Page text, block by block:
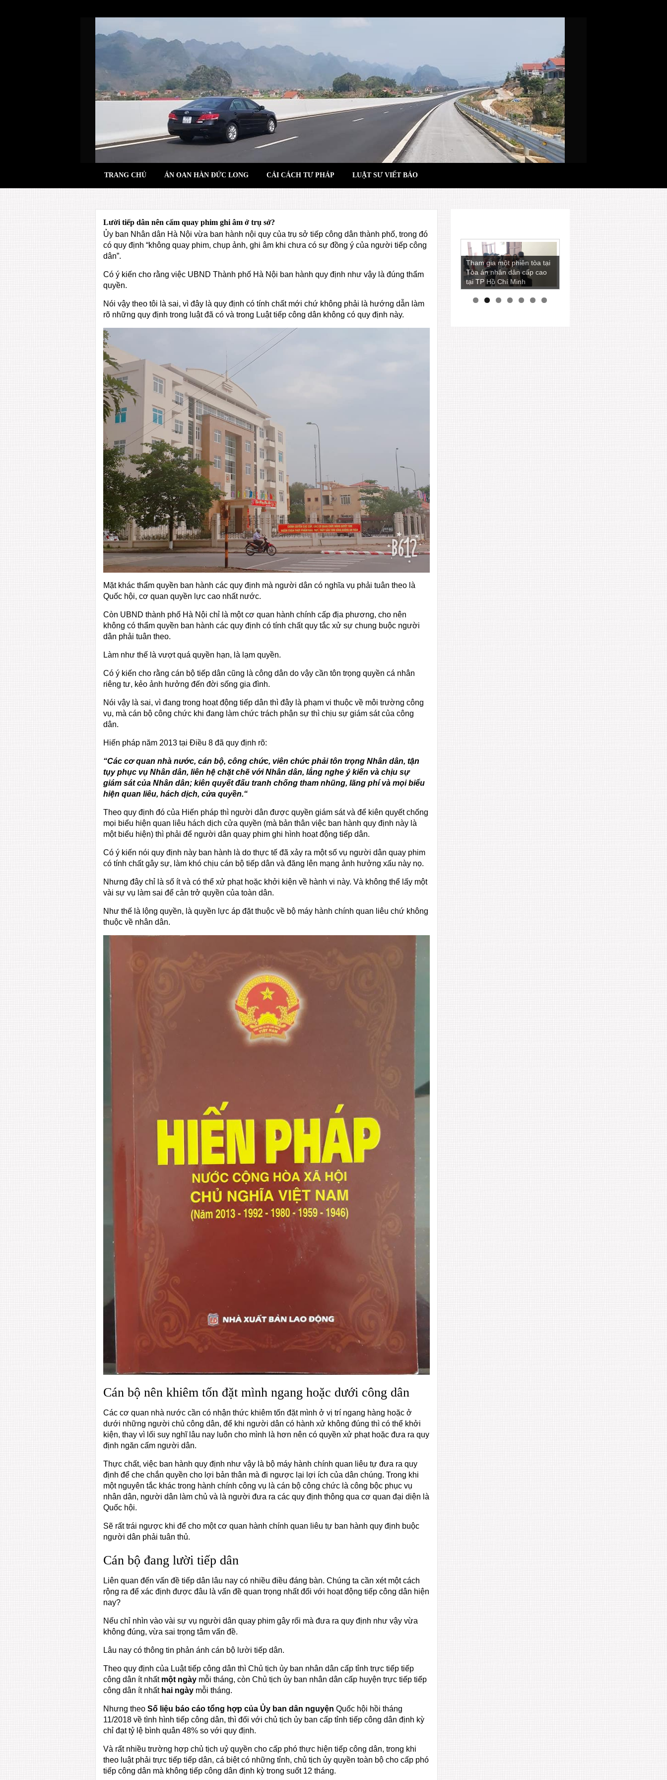
TRANG CHỦ ÁN OAN HÀN ĐỨC LONG CẢI CÁCH TƯ PHÁP LUẬT SƯ VIẾT BÁO
Lười tiếp dân nên cấm quay phim ghi âm ở trụ sở?
Ủy ban Nhân dân Hà Nội vừa ban hành nội quy của trụ sở tiếp công dân thành phố, trong đó
có quy định “không quay phim, chụp ảnh, ghi âm khi chưa có sự đồng ý của người tiếp công
dân”.
Có ý kiến cho rằng việc UBND Thành phố Hà Nội ban hành quy định như vậy là đúng thẩm
quyền.
Nói vậy theo tôi là sai, vì đây là quy định có tính chất mới chứ không phải là hướng dẫn làm
rõ những quy định trong luật đã có và trong Luật tiếp công dân không có quy định này.
Mặt khác thẩm quyền ban hành các quy định mà người dân có nghĩa vụ phải tuân theo là
Quốc hội, cơ quan quyền lực cao nhất nước.
Còn UBND thành phố Hà Nội chỉ là một cơ quan hành chính cấp địa phương, cho nên
không có thẩm quyền ban hành các quy định có tính chất quy tắc xử sự chung buộc người
dân phải tuân theo.
Làm như thế là vượt quá quyền hạn, là lạm quyền.
Có ý kiến cho rằng cán bộ tiếp dân cũng là công dân do vậy cần tôn trọng quyền cá nhân
riêng tư, kẻo ảnh hưởng đến đời sống gia đình.
Nói vậy là sai, vì đang trong hoạt động tiếp dân thì đây là phạm vi thuộc về môi trường công
vụ, mà cán bộ công chức khi đang làm chức trách phận sự thì chịu sự giám sát của công
dân.
Hiến pháp năm 2013 tại Điều 8 đã quy định rõ:
“Các cơ quan nhà nước, cán bộ, công chức, viên chức phải tôn trọng Nhân dân, tận
tụy phục vụ Nhân dân, liên hệ chặt chẽ với Nhân dân, lắng nghe ý kiến và chịu sự
giám sát của Nhân dân; kiên quyết đấu tranh chống tham nhũng, lãng phí và mọi biểu
hiện quan liêu, hách dịch, cửa quyền.“
Theo quy định đó của Hiến pháp thì người dân được quyền giám sát và để kiên quyết chống
mọi biểu hiện quan liêu hách dịch cửa quyền (mà bản thân việc ban hành quy định này là
một biểu hiện) thì phải để người dân quay phim ghi hình hoạt động tiếp dân.
Có ý kiến nói quy định này ban hành là do thực tế đã xảy ra một số vụ người dân quay phim
có tính chất gây sự, làm khó chịu cán bộ tiếp dân và đăng lên mạng ảnh hưởng xấu này nọ.
Nhưng đây chỉ là số ít và có thể xử phạt hoặc khởi kiện về hành vi này. Và không thể lấy một
vài sự vụ làm sai để cản trở quyền của toàn dân.
Như thế là lộng quyền, là quyền lực áp đặt thuộc về bộ máy hành chính quan liêu chứ không
thuộc về nhân dân.
Cán bộ nên khiêm tốn đặt mình ngang hoặc dưới công dân
Các cơ quan nhà nước cần có nhận thức khiêm tốn đặt mình ở vị trí ngang hàng hoặc ở
dưới những người chủ công dân, để khi người dân có hành xử không đúng thì có thể khởi
kiện, thay vì lối suy nghĩ lâu nay luôn cho mình là hơn nên có quyền xử phạt hoặc đưa ra quy
định ngăn cấm người dân.
Thực chất, việc ban hành quy định như vậy là bộ máy hành chính quan liêu tự đưa ra quy
định để che chắn quyền cho lợi bản thân mà đi ngược lại lợi ích của dân chúng. Trong khi
một nguyên tắc khác trong hành chính công vụ là cán bộ công chức là công bộc phục vụ
nhân dân, người dân làm chủ và là người đưa ra các quy định thông qua cơ quan đại diện là
Quốc hội.
Sẽ rất trái ngược khi để cho một cơ quan hành chính quan liêu tự ban hành quy định buộc
người dân phải tuân thủ.
Cán bộ đang lười tiếp dân
Liên quan đến vấn đề tiếp dân lâu nay có nhiều điều đáng bàn. Chúng ta cần xét một cách
rộng ra để xác định được đâu là vấn đề quan trọng nhất đối với hoạt động tiếp công dân hiện
nay?
Nếu chỉ nhìn vào vài sự vụ người dân quay phim gây rối mà đưa ra quy định như vậy vừa
không đúng, vừa sai trọng tâm vấn đề.
Lâu nay có thông tin phản ánh cán bộ lười tiếp dân.
Theo quy định của Luật tiếp công dân thì Chủ tịch ủy ban nhân dân cấp tỉnh trực tiếp tiếp
công dân ít nhất một ngày mỗi tháng, còn Chủ tịch ủy ban nhân dân cấp huyện trực tiếp tiếp
công dân ít nhất hai ngày mỗi tháng.
Nhưng theo Số liệu báo cáo tổng hợp của Ủy ban dân nguyện Quốc hội hồi tháng
11/2018 về tình hình tiếp công dân, thì đối với chủ tịch ủy ban cấp tỉnh tiếp công dân định kỳ
chỉ đạt tỷ lệ bình quân 48% so với quy định.
Và rất nhiều trường hợp chủ tịch uỷ quyền cho cấp phó thực hiện tiếp công dân, trong khi
theo luật phải trực tiếp tiếp dân, cá biệt có những tỉnh, chủ tịch ủy quyền toàn bộ cho cấp phó
tiếp công dân mà không tiếp công dân định kỳ trong suốt 12 tháng.
Tham gia một phiên tòa tại
Tòa án nhân dân cấp cao
tại TP Hồ Chí Minh
Luật sư Ngô Ngọc Trai còn
là một nhà báo viết nhiều
bài phân tích các vấn đề
pháp lý